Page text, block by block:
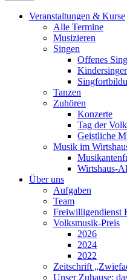
Veranstaltungen & Kurse
Alle Termine
Musizieren
Singen
Offenes
Tanzen
Zuhören
Konzerte
Tag der
Geistliche
Musik im
Wirtshaus-
Über uns
Aufgaben
Team
Freiwilligendienst
Volksmusik-Preis
2026
2024
2022
Zeitschrift
Unser Zuhause: